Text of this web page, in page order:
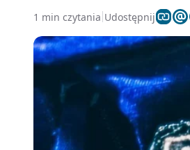
1 min czytania Udostępnij